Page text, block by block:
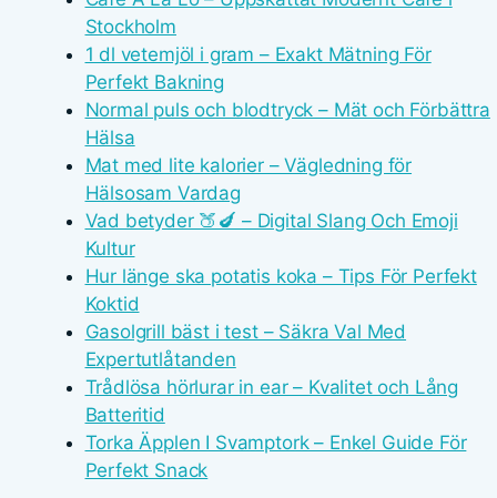
Stockholm
1 dl vetemjöl i gram – Exakt Mätning För
Perfekt Bakning
Normal puls och blodtryck – Mät och Förbättra
Hälsa
Mat med lite kalorier – Vägledning för
Hälsosam Vardag
Vad betyder 🍑🍆 – Digital Slang Och Emoji
Kultur
Hur länge ska potatis koka – Tips För Perfekt
Koktid
Gasolgrill bäst i test – Säkra Val Med
Expertutlåtanden
Trådlösa hörlurar in ear – Kvalitet och Lång
Batteritid
Torka Äpplen I Svamptork – Enkel Guide För
Perfekt Snack